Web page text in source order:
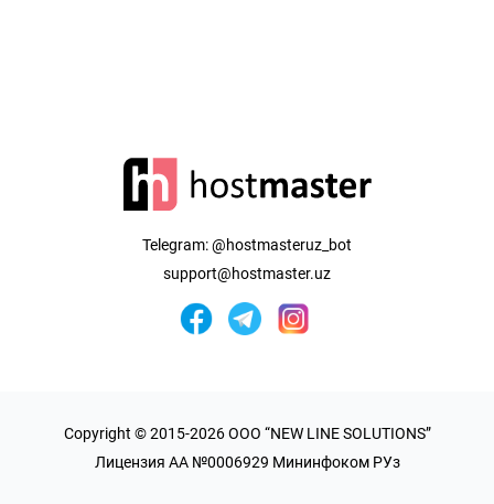
Telegram:@hostmasteruz_bot
support@hostmaster.uz
Copyright © 2015-2026 OOO “NEW LINE SOLUTIONS”
Лицензия AA №0006929 Мининфоком РУз